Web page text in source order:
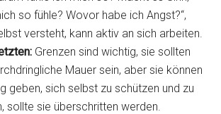
so fühle? Wovor habe ich Angst?“,
versteht, kann aktiv an sich arbeiten.
Grenzen sind wichtig, sie sollten
Mauer sein, aber sie können
geben, sich selbst zu schützen und zu
sollte sie überschritten werden.